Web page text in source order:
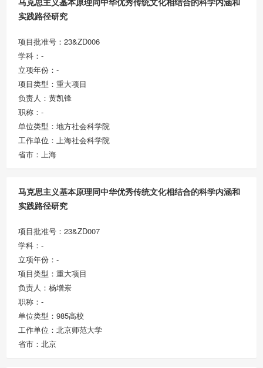
实践路径研究
项目批准号：23&ZD006
学科：-
立项年份：-
项目类型：重大项目
负责人：黄凯锋
职称：-
单位类型：地方社会科学院
工作单位：上海社会科学院
省市：上海
马克思主义基本原理同中华优秀传统文化相结合的科学内涵和
实践路径研究
项目批准号：23&ZD007
学科：-
立项年份：-
项目类型：重大项目
负责人：杨增岽
职称：-
单位类型：985高校
工作单位：北京师范大学
省市：北京